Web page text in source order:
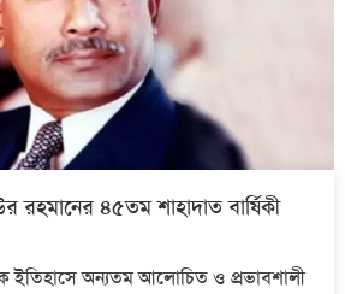
রহমানের ৪৫তম শাহাদাত বার্ষিকী
ইতিহাসে অন্যতম আলোচিত ও প্রভাবশালী